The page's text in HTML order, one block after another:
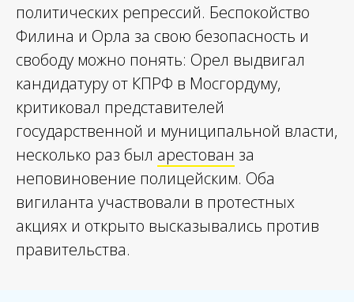
политических репрессий. Беспокойство
Филина и Орла за свою безопасность и
свободу можно понять: Орел выдвигал
кандидатуру от КПРФ в Мосгордуму,
критиковал представителей
государственной и муниципальной власти,
несколько раз был арестован за
неповиновение полицейским. Оба
вигиланта участвовали в протестных
акциях и открыто высказывались против
правительства.